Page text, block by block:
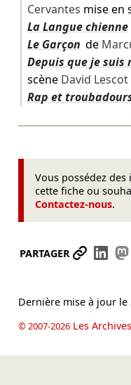
Cervantes mise en
La Langue chienne
Le Garçon de
Depuis que je suis
scène David Lescot
Rap et
Vous possédez
cette fiche ou
Contactez-nous.
PARTAGER
Dernière mise à jour le
© 2007-2026Les